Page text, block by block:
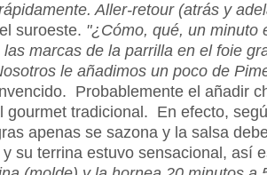
Aller-retour (atrás y
suroeste. "¿Cómo, qué, un minuto
marcas de la parrilla en el foie
le añadimos un poco de
Probablemente el añadir
gourmet tradicional. En efecto,
apenas se sazona y la salsa
su terrina estuvo sensacional, así